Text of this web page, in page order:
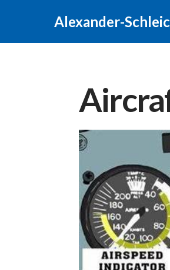
Alexander-